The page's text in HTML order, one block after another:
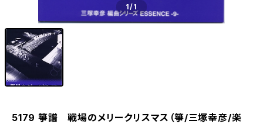
1/1
5179 箏譜 戦場のメリークリスマス（箏/三塚幸彦/楽